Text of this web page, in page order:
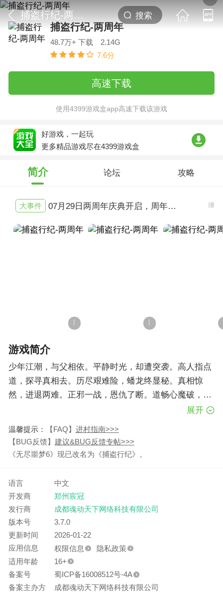
捕盗行纪-两周年
捕盗行纪-两周年
48.7万+ 下载
2.14G
7.6分
高速下载
使用4399游戏盒app高速下载该游戏
好游戏，一起玩
更多精品游戏尽在4399游戏盒
简介 论坛 攻略
大事件 07月29日两周年庆典开启，周年系列福利活动开启，全新限定武器「玄天问道」，全新限定神灵「真武大帝」，周天演武挑战更新目标「阿修罗」，药材采集双倍活动「灵芽映夏」上线
游戏简介
少年江潮，与父相依。平静时光，却遭突袭。高人指点
道，探寻真相去。历尽艰难险，蟠龙终显秘。真相惊
然，进退两难。正邪一战，恩仇了断。道畅心魔破，终
将羁绊斩。心怀正义道，修行亦修心。往事如烟，江湖
路。初心终不改，天地共明鉴。
最近更新
1.新增洗剑台功能，包含宝石镶嵌和精锻转移；
2.修复玩家血量归零后没有正确死亡问题；
常生效问题；
4.修复某些情况下，怪物土属性异常状态未正常解除问
题；
5.修复迷雾之顶在明悟界面可能卡住的问题。
展开
温馨提示： 【FAQ】 进村指南>>>
【BUG反馈】 建议&BUG反馈专帖>>>
《无尽噩梦6》现已改名为《捕盗行纪》。
语言
中文
开发商
郑州宸冠
发行商
成都魂动天下网络科技有限公司
版本号
3.7.0
更新时间
2026-01-22
应用信息
权限信息
隐私政策
适用年龄
16+
备案号
蜀ICP备16008512号-4A
备案主办方
成都魂动天下网络科技有限公司